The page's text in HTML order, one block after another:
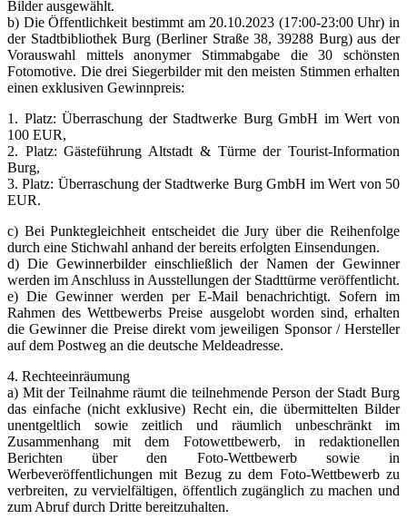
Bilder ausgewählt.
b) Die Öffentlichkeit bestimmt am 20.10.2023 (17:00-23:00 Uhr) in
der Stadtbibliothek Burg (Berliner Straße 38, 39288 Burg) aus der
Vorauswahl mittels anonymer Stimmabgabe die 30 schönsten
Fotomotive. Die drei Siegerbilder mit den meisten Stimmen erhalten
einen exklusiven Gewinnpreis:
1. Platz: Überraschung der Stadtwerke Burg GmbH im Wert von
100 EUR,
2. Platz: Gästeführung Altstadt & Türme der Tourist-Information
Burg,
3. Platz: Überraschung der Stadtwerke Burg GmbH im Wert von 50
EUR.
c) Bei Punktegleichheit entscheidet die Jury über die Reihenfolge
durch eine Stichwahl anhand der bereits erfolgten Einsendungen.
d) Die Gewinnerbilder einschließlich der Namen der Gewinner
werden im Anschluss in Ausstellungen der Stadttürme veröffentlicht.
e) Die Gewinner werden per E-Mail benachrichtigt. Sofern im
Rahmen des Wettbewerbs Preise ausgelobt worden sind, erhalten
die Gewinner die Preise direkt vom jeweiligen Sponsor / Hersteller
auf dem Postweg an die deutsche Meldeadresse.
4. Rechteeinräumung
a) Mit der Teilnahme räumt die teilnehmende Person der Stadt Burg
das einfache (nicht exklusive) Recht ein, die übermittelten Bilder
unentgeltlich sowie zeitlich und räumlich unbeschränkt im
Zusammenhang mit dem Fotowettbewerb, in redaktionellen
Berichten über den Foto-Wettbewerb sowie in
Werbeveröffentlichungen mit Bezug zu dem Foto-Wettbewerb zu
verbreiten, zu vervielfältigen, öffentlich zugänglich zu machen und
zum Abruf durch Dritte bereitzuhalten.